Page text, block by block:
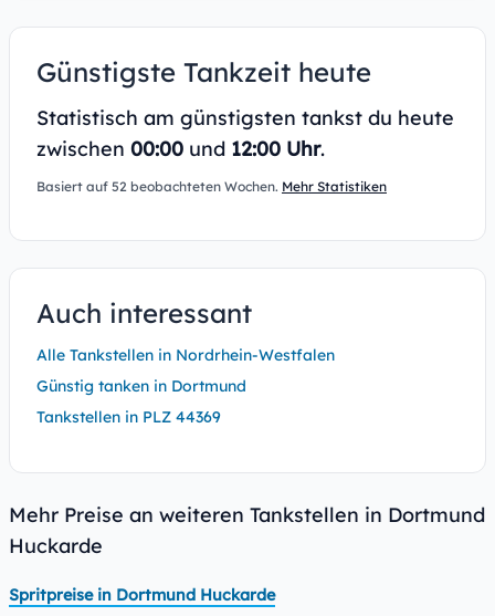
Günstigste Tankzeit heute
Statistisch am günstigsten tankst du heute
zwischen 00:00 und 12:00 Uhr.
Basiert auf 52 beobachteten Wochen. Mehr Statistiken
Auch interessant
Alle Tankstellen in Nordrhein-Westfalen
Günstig tanken in Dortmund
Tankstellen in PLZ 44369
Mehr Preise an weiteren Tankstellen in Dortmund
Huckarde
Spritpreise in Dortmund Huckarde